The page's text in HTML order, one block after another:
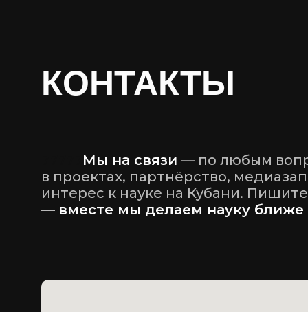
Мы на связи — по любым
в проектах, партнёрство,
интерес к науке на Кубани.
— вместе мы делаем науку ближе
КОНТАКТЫ